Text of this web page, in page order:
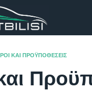
ΚΑΙ ΠΡΟΫΠΟΘΈΣΕΙΣ